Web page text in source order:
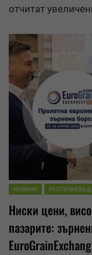
отчитат
НОВИНИ
Ниски цени,
пазарите: